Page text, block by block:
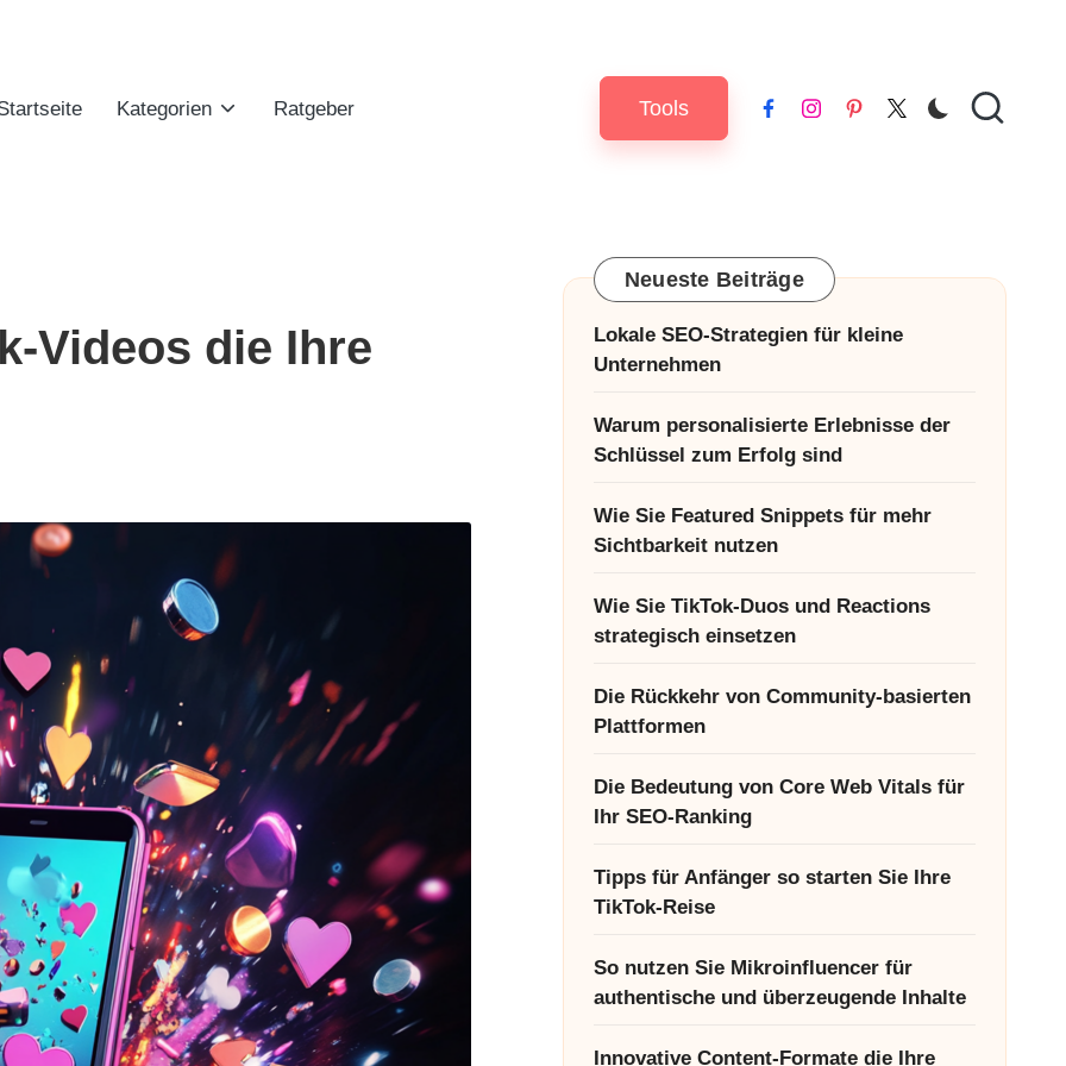
Kategorien Ratgeber Tools FacebookInstagramPinterest
X
Videos die Ihre
Neueste Beiträge
Lokale SEO-Strategien für kleine
Unternehmen
Warum personalisierte Erlebnisse der
Schlüssel zum Erfolg sind
Wie Sie Featured Snippets für mehr
Sichtbarkeit nutzen
Wie Sie TikTok-Duos und Reactions
strategisch einsetzen
Die Rückkehr von Community-basierten
Plattformen
Die Bedeutung von Core Web Vitals für
Ihr SEO-Ranking
Tipps für Anfänger so starten Sie Ihre
TikTok-Reise
So nutzen Sie Mikroinfluencer für
authentische und überzeugende Inhalte
Innovative Content-Formate die Ihre